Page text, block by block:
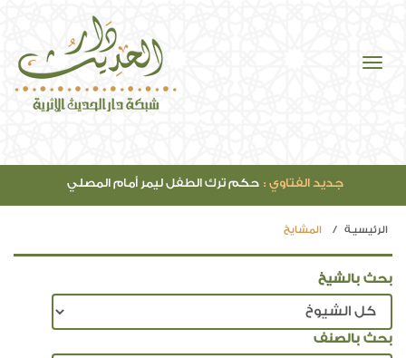
جديد الفتاوي : حكم ترك الطفل ليمر أمام المصلي
الرئيسيـة المشايخ
بحث بالشيخ
بحث بالصنف